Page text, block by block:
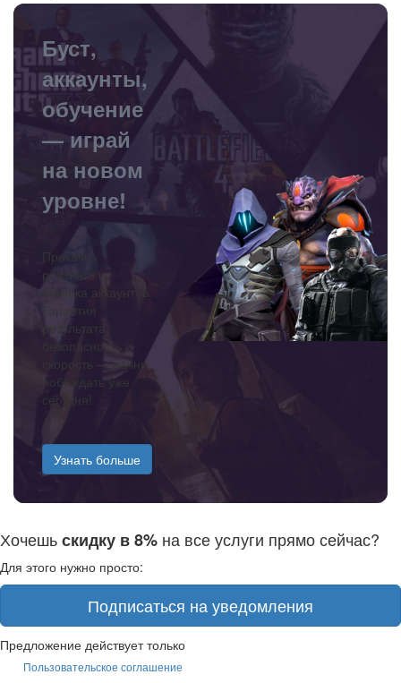
Буст,
аккаунты,
обучение
— играй
на новом
уровне!
Прокачка
рейтинга и
покупка аккаунтов.
Гарантия
результата,
безопасность и
скорость — начни
побеждать уже
сегодня!
Узнать больше
Хочешьскидку в 8% на все услуги прямо сейчас?
Для этого нужно просто:
Подписаться на уведомления
Предложение действует только
Пользовательское соглашение